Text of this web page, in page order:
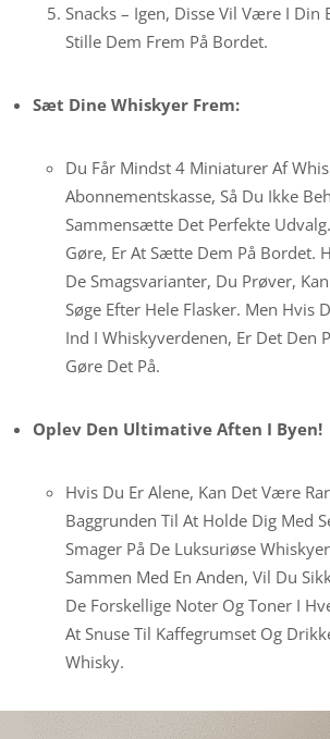
Snacks – Igen, Disse Vil Være I Din
Stille Dem Frem På Bordet.
Sæt Dine Whiskyer Frem:
Du Får Mindst 4 Miniaturer Af
Abonnementskasse, Så Du Ikke
Sammensætte Det Perfekte
Gøre, Er At Sætte Dem På Bordet.
De Smagsvarianter, Du Prøver,
Søge Efter Hele Flasker. Men Hvis
Ind I Whiskyverdenen, Er Det Den
Gøre Det På.
Oplev Den Ultimative Aften I Byen!
Hvis Du Er Alene, Kan Det Være
Baggrunden Til At Holde Dig Med
Smager På De Luksuriøse
Sammen Med En Anden, Vil Du
De Forskellige Noter Og Toner I
At Snuse Til Kaffegrumset Og
Whisky.